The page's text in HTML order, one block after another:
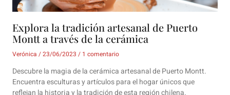
Explora la tradición artesanal de Puerto
Montt a través de la cerámica
Verónica 23/06/2023 1 comentario
Descubre la magia de la cerámica artesanal de Puerto Montt.
Encuentra esculturas y artículos para el hogar únicos que
reflejan la historia y la tradición de esta región chilena.